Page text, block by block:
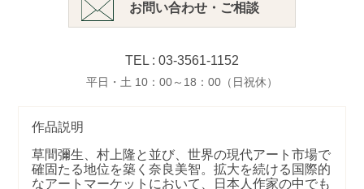
お問い合わせ・ご相談
TEL : 03-3561-1152
平日・土 10：00～18：00（日祝休）
作品説明
草間彌生、村上隆と並び、世界の現代アート市場で
確固たる地位を築く奈良美智。拡大を続ける国際的
なアートマーケットにおいて、日本人作家の中でも